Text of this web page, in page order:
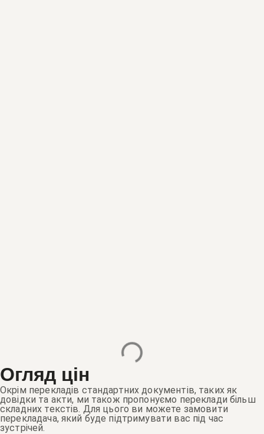
Огляд цін
Окрім перекладів стандартних документів, таких як
довідки та акти, ми також пропонуємо переклади більш
складних текстів. Для цього ви можете замовити
перекладача, який буде підтримувати вас під час
зустрічей.